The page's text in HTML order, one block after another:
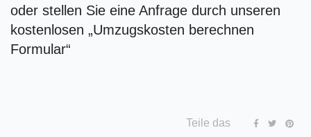
oder stellen Sie eine Anfrage durch unseren
kostenlosen „Umzugskosten berechnen
Formular“
Teile das